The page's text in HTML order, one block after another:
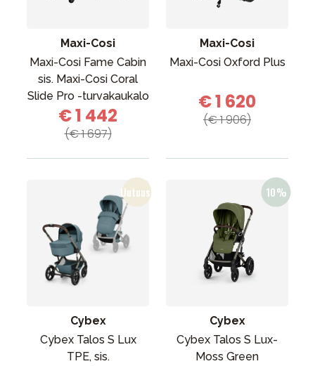
Maxi-Cosi
Maxi-Cosi Fame Cabin
sis. Maxi-Cosi Coral
Slide Pro -turvakaukalo
€ 1 442
(€ 1 697)
Maxi-Cosi
Maxi-Cosi Oxford Plus
€ 1 620
(€ 1 906)
Cybex
Cybex Talos S Lux
TPE, sis.
Cybex
Cybex Talos S Lux-
Moss Green
Kampanjat
Lahjavinkkejä
Suosikit
Tavaramerkit
Aurinko ja uinti
Ota meihin yhteyttä osoitteessa
Myymälämme